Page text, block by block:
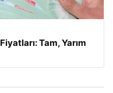
Tam, Yarım